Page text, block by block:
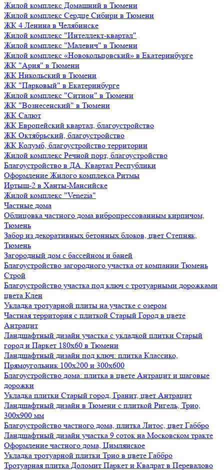
Жилой комплекс Домашний в Тюмени
Жилой комплекс Сердце Сибири в Тюмени
ЖК 4 Ленина в Челябинске
Жилой комплекс "Интеллект-квартал"
Жилой комплекс "Малевич" в Тюмени
Жилой комплекс «Новокольцовский» в Екатеринбурге
ЖК "Ария" в Тюмени
ЖК Никольский в Тюмени
ЖК "Парковый" в Екатеринбурге
Жилой комплекс "Ситион" в Тюмени
ЖК "Вознесенский" в Тюмени
ЖК Салют
ЖК Европейский квартал, благоустройство
ЖК Октябрьский, благоустройство
ЖК Колумб, благоустройство территории
Жилой комплекс Речной порт, благоустройство
Благоустройство в ДА. Квартал Республики
Оформление Жилого комплекса Ритмы
Иртыш-2 в Ханты-Мансийске
Жилой комплекс "Venezia"
Частные дома
Облицовка частного дома вибропрессованным кирпичом,
Тюмень
Забор из декоративных бетонных блоков, цвет Степняк,
Тюмень
Загородный дом с бассейном и баней
Благоустройство загородного участка от компании Тюмень
Строй
Благоустройство участка под ключ с тротуарными дорожками
цвета Клен
Укладка тротуарной плиты на участке с озером
Частная территория с плиткой Старый Город в цвете
Антрацит
Ландшафтный дизайн участка с укладкой плитки Старый
город и Паркет 180х60 в Тюмени
Ландшафтный дизайн под ключ: плитка Классико,
Прямоугольник 100х200 и 300х600
Благоустройство дома: плитка в цвете Антрацит и шаговые
дорожки
Укладка плитки Старый город, Гранит, цвет Антрацит
Ландшафтный дизайн в Тюмени с плиткой Ригель, Трио,
300х900 мм
Благоустройство частного дома, плитка Литос, цвет Габбро
Ландшафтный дизайн участка 9 соток на Московском тракте
Оформление частного дома, Цимлянское
Укладка тротуарной плитки Трио в цвете Габбро
Тротуарная плитка Доломит Паркет и Квадрат в Перевалово